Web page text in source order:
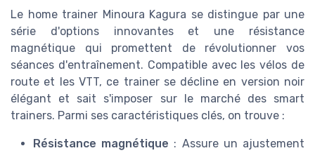
Le home trainer Minoura Kagura se distingue par une
série d'options innovantes et une résistance
magnétique qui promettent de révolutionner vos
séances d'entraînement. Compatible avec les vélos de
route et les VTT, ce trainer se décline en version noir
élégant et sait s'imposer sur le marché des smart
trainers. Parmi ses caractéristiques clés, on trouve :
Résistance magnétique : Assure un ajustement